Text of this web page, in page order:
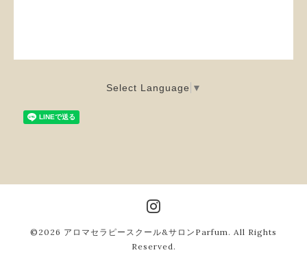
Select Language ▼
©2026 アロマセラピースクール&サロンParfum . All Rights
Reserved.